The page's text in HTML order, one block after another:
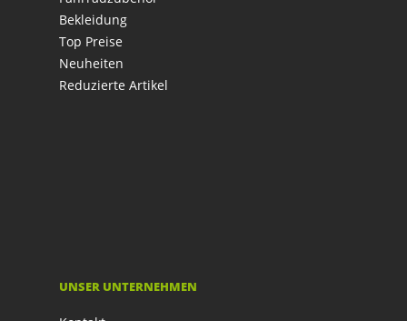
Bekleidung
Top Preise
Neuheiten
Reduzierte Artikel
UNSER UNTERNEHMEN